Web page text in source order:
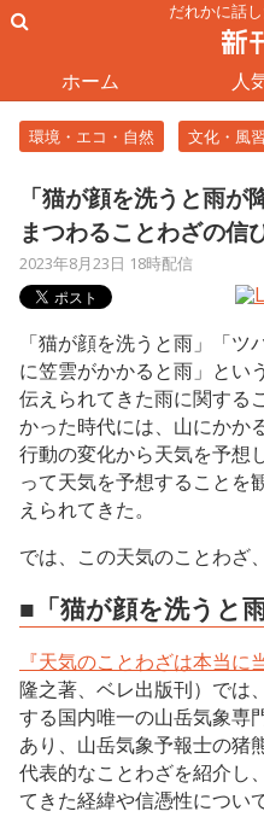
だれかに話
ホーム 人
環境・エコ・自然 文化・風
「猫が顔を洗うと雨
まつわることわざの信
2023年8月23日 18時配信
「猫が顔を洗うと雨」「
に笠雲がかかると雨」とい
伝えられてきた雨に関する
かった時代には、山にかか
行動の変化から天気を予想
って天気を予想することを
えられてきた。
では、この天気のことわざ
■「猫が顔を洗うと
『天気のことわざは本当に
隆之著、ベレ出版刊）では
する国内唯一の山岳気象専
あり、山岳気象予報士の猪
代表的なことわざを紹介し
てきた経緯や信憑性につい